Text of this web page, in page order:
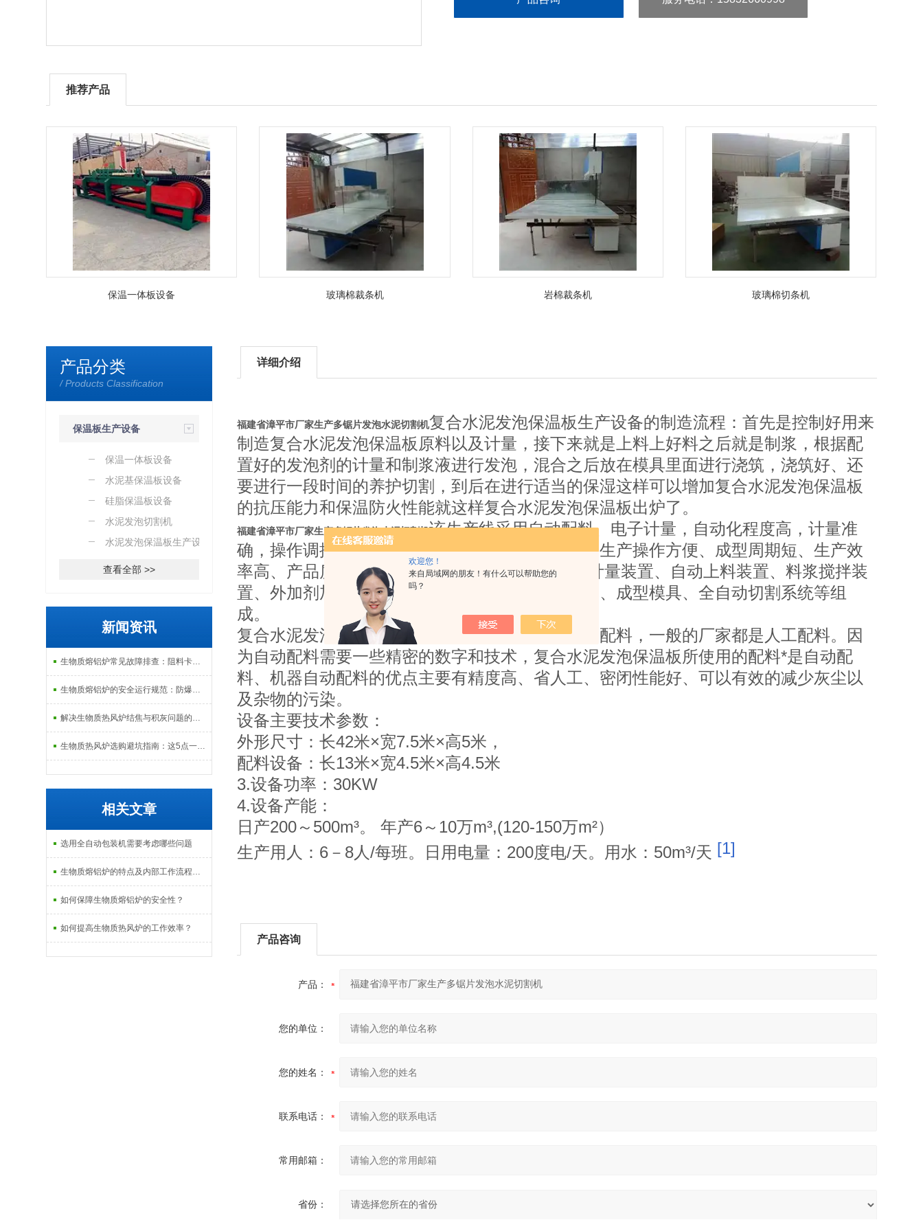
欢迎您！
来自局域网的朋友！有什么可以帮助您的
吗？
推荐产品
保温一体板设备 玻璃棉裁条机 岩棉裁条机 玻璃棉切条机
产品分类
/ Products Classification
保温板生产设备
保温一体板设备
水泥基保温板设备
硅脂保温板设备
水泥发泡切割机
水泥发泡保温板生产设备
查看全部 >>
新闻资讯
生物质熔铝炉常见故障排查：阻料卡料、火嘴结焦与烟气排放异常的处理
生物质熔铝炉的安全运行规范：防爆、防泄漏与应急处理机制
解决生物质热风炉结焦与积灰问题的关键技术路径探讨
生物质热风炉选购避坑指南：这5点一定要注意
相关文章
选用全自动包装机需要考虑哪些问题
生物质熔铝炉的特点及内部工作流程介绍
如何保障生物质熔铝炉的安全性？
如何提高生物质热风炉的工作效率？
详细介绍
福建省漳平市厂家生产多锯片发泡水泥切割机复合水泥发泡保温板生产设备的制造流程：首先是控制好用来
制造复合水泥发泡保温板原料以及计量，接下来就是上料上好料之后就是制浆，根据配
置好的发泡剂的计量和制浆液进行发泡，混合之后放在模具里面进行浇筑，浇筑好、还
要进行一段时间的养护切割，到后在进行适当的保湿这样可以增加复合水泥发泡保温板
的抗压能力和保温防火性能就这样复合水泥发泡保温板出炉了。
福建省漳平市厂家生产多锯片发泡水泥切割机该生产线采用自动配料、电子计量，自动化程度高，计量准
确，操作调控精准；成型设备具有结构设计合理、生产操作方便、成型周期短、生产效
率高、产品质量好等 特点。全套设备包括：电子计量装置、自动上料装置、料浆搅拌装
置、外加剂加料系统、自动浇注设备、产品运输车、成型模具、全自动切割系统等组
成。
复合水泥发泡保温板的配料有人工配料和机器自动配料，一般的厂家都是人工配料。因
为自动配料需要一些精密的数字和技术，复合水泥发泡保温板所使用的配料*是自动配
料、机器自动配料的优点主要有精度高、省人工、密闭性能好、可以有效的减少灰尘以
及杂物的污染。
设备主要技术参数：
外形尺寸：长42米×宽7.5米×高5米，
配料设备：长13米×宽4.5米×高4.5米
3.设备功率：30KW
4.设备产能：
日产200～500m³。 年产6～10万m³,(120-150万m²）
生产用人：6－8人/每班。日用电量：200度电/天。用水：50m³/天 [1]
产品咨询
产品：
您的单位：
您的姓名：
联系电话：
常用邮箱：
省份：